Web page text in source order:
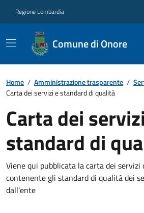
Regione Lombardia
Comune di Onore
Home / Amministrazione trasparente /
Carta dei servizi e standard di qualità
Carta dei
standard di
Viene qui pubblicata la carta dei
contenente gli standard di qualità dei
dall'ente